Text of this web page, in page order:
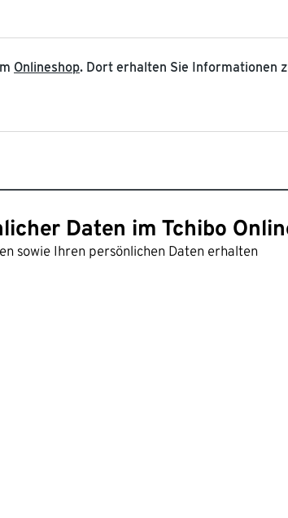
Onlineshop. Dort erhalten Sie Informationen
Daten im Tchibo
sowie Ihren persönlichen Daten erhalten